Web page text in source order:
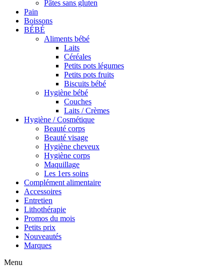
Pâtes sans gluten
Pain
Boissons
BÉBÉ
Aliments bébé
Laits
Céréales
Petits pots légumes
Petits pots fruits
Biscuits bébé
Hygiène bébé
Couches
Laits / Crèmes
Hygiène / Cosmétique
Beauté corps
Beauté visage
Hygiène cheveux
Hygiène corps
Maquillage
Les 1ers soins
Complément alimentaire
Accessoires
Entretien
Lithothérapie
Promos du mois
Petits prix
Nouveautés
Marques
Menu